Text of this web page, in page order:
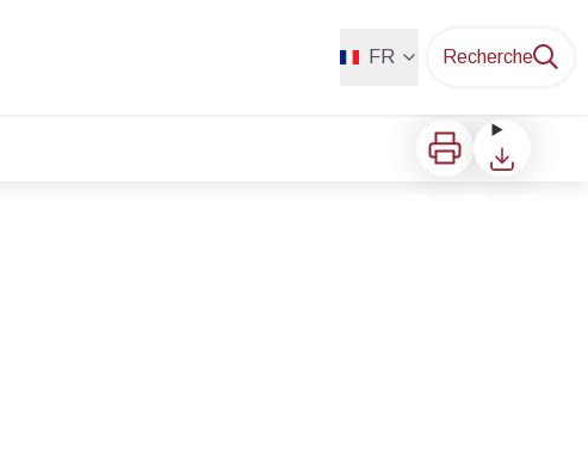
FR Recherche
ImprimerTélécharger